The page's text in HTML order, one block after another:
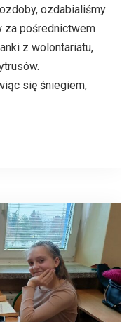
ozdabialiśmy
za pośrednictwem
z wolontariatu,
się śniegiem,